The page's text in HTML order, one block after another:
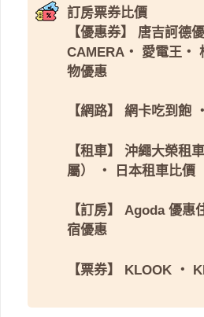
訂房票券比價
【優惠券】
唐吉訶德
CAMERA ・ 愛電王 ・
物優惠
【網路】 網卡吃到飽
【租車】
沖繩大榮租
屬）
・ 日本租車比價
【訂房】 Agoda 優惠
宿優惠
【票券】 KLOOK ・